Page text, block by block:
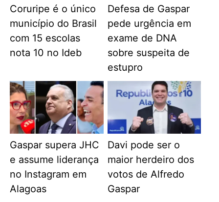
Coruripe é o único
município do Brasil
com 15 escolas
nota 10 no Ideb
Defesa de Gaspar
pede urgência em
exame de DNA
sobre suspeita de
estupro
Gaspar supera JHC
e assume liderança
no Instagram em
Alagoas
Davi pode ser o
maior herdeiro dos
votos de Alfredo
Gaspar